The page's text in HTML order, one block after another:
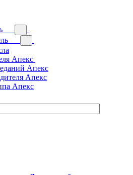
Апекс
Апекс
Апекс
Апекс